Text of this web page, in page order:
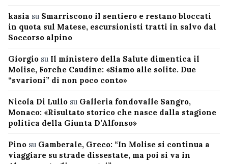
kasia su Smarriscono il sentiero e restano bloccati
in quota sul Matese, escursionisti tratti in salvo dal
Soccorso alpino
Giorgio su Il ministero della Salute dimentica il
Molise, Forche Caudine: «Siamo alle solite. Due
“svarioni” di non poco conto»
Nicola Di Lullo su Galleria fondovalle Sangro,
Monaco: «Risultato storico che nasce dalla stagione
politica della Giunta D’Alfonso»
Pino su Gamberale, Greco: “In Molise si continua a
viaggiare su strade dissestate, ma poi si va in